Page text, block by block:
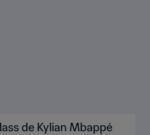
de Kylian Mbappé